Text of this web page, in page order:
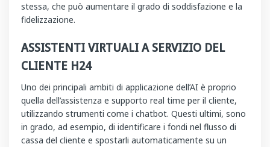
stessa, che può aumentare il grado di soddisfazione e la
fidelizzazione.
ASSISTENTI VIRTUALI A SERVIZIO DEL
CLIENTE H24
Uno dei principali ambiti di applicazione dell’AI è proprio
quella dell’assistenza e supporto real time per il cliente,
utilizzando strumenti come i chatbot. Questi ultimi, sono
in grado, ad esempio, di identificare i fondi nel flusso di
cassa del cliente e spostarli automaticamente su un